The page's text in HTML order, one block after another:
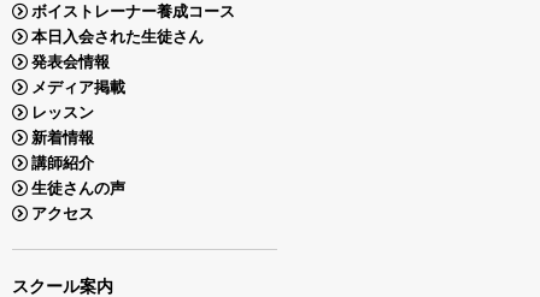
ボイストレーナー養成コース
本日入会された生徒さん
発表会情報
メディア掲載
レッスン
新着情報
講師紹介
生徒さんの声
アクセス
スクール案内